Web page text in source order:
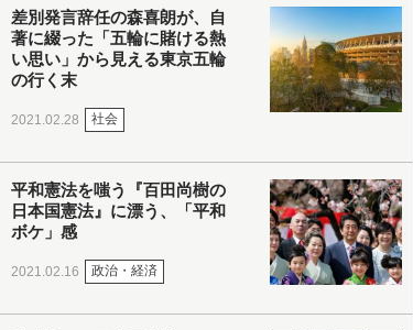
差別発言辞任の森喜朗が、自
著に綴った「五輪に賭ける熱
い思い」から見える東京五輪
の行く末
2021.02.28 社会
平和憲法を嗤う『百田尚樹の
日本国憲法』に漂う、「平和
ボケ」感
2021.02.16 政治・経済